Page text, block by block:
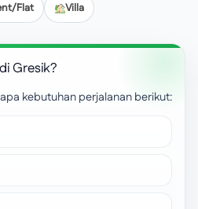
Flat Villa
Gresik?
kebutuhan perjalanan berikut: